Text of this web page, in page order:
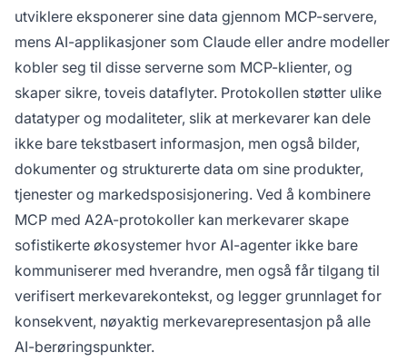
utviklere eksponerer sine data gjennom MCP-servere,
mens AI-applikasjoner som Claude eller andre modeller
kobler seg til disse serverne som MCP-klienter, og
skaper sikre, toveis dataflyter. Protokollen støtter ulike
datatyper og modaliteter, slik at merkevarer kan dele
ikke bare tekstbasert informasjon, men også bilder,
dokumenter og strukturerte data om sine produkter,
tjenester og markedsposisjonering. Ved å kombinere
MCP med A2A-protokoller kan merkevarer skape
sofistikerte økosystemer hvor AI-agenter ikke bare
kommuniserer med hverandre, men også får tilgang til
verifisert merkevarekontekst, og legger grunnlaget for
konsekvent, nøyaktig merkevarepresentasjon på alle
AI-berøringspunkter.